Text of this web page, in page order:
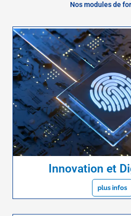
Nos modules de
Innovation et
plus infos